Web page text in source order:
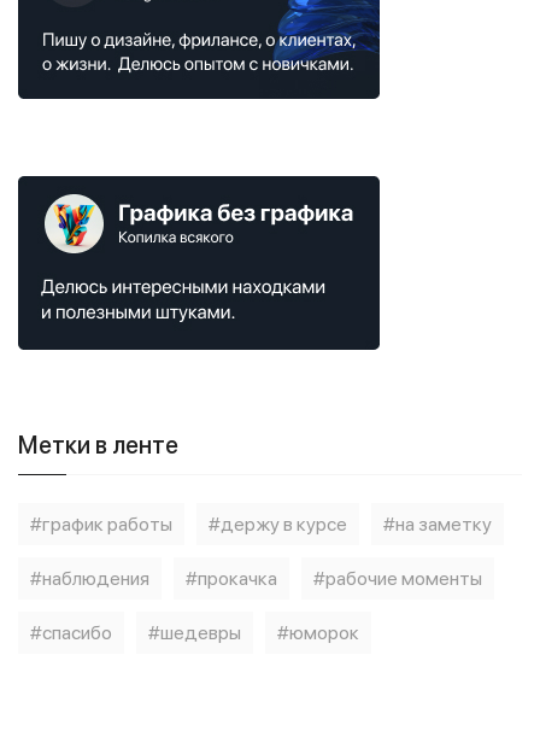
Метки в ленте
#график работы #держу в курсе #на заметку
#наблюдения #прокачка #рабочие моменты
#спасибо #шедевры #юморок